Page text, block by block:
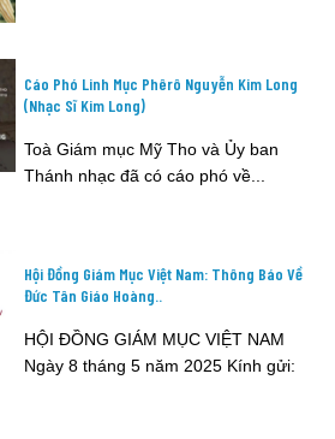
Cáo Phó Linh Mục Phêrô Nguyễn Kim Long
(Nhạc Sĩ Kim Long)
Toà Giám mục Mỹ Tho và Ủy ban
Thánh nhạc đã có cáo phó về...
Hội Đồng Giám Mục Việt Nam: Thông Báo Về
Đức Tân Giáo Hoàng..
HỘI ĐỒNG GIÁM MỤC VIỆT NAM
Ngày 8 tháng 5 năm 2025 Kính gửi: